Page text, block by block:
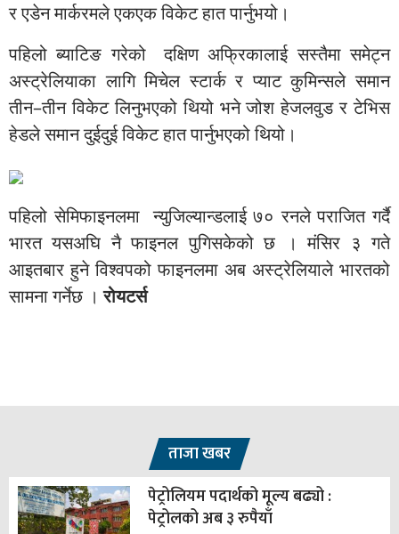
र एडेन मार्करमले एकएक विकेट हात पार्नुभयो।
पहिलो ब्याटिङ गरेको दक्षिण अफ्रिकालाई सस्तैमा समेट्न
अस्ट्रेलियाका लागि मिचेल स्टार्क र प्याट कुमिन्सले समान
तीन–तीन विकेट लिनुभएको थियो भने जोश हेजलवुड र टेभिस
हेडले समान दुईदुई विकेट हात पार्नुभएको थियो।
पहिलो सेमिफाइनलमा न्युजिल्यान्डलाई ७० रनले पराजित गर्दै
भारत यसअघि नै फाइनल पुगिसकेको छ । मंसिर ३ गते
आइतबार हुने विश्वपको फाइनलमा अब अस्ट्रेलियाले भारतको
सामना गर्नेछ ।रोयटर्स
ताजा खबर
पेट्रोलियम पदार्थको मूल्य बढ्यो :
पेट्रोलको अब ३ रुपैयाँ